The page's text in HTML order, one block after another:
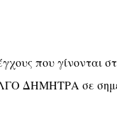
που γίνονται
ΔΗΜΗΤΡΑ σε